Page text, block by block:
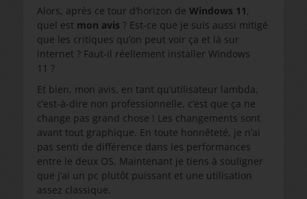
Alors, après ce tour d’horizon de Windows 11,
quel est mon avis ? Est-ce que je suis aussi mitigé
que les critiques qu’on peut voir ça et là sur
internet ? Faut-il réellement installer Windows
11 ?
Et bien, mon avis, en tant qu’utilisateur lambda,
c’est-à-dire non professionnelle, c’est que ça ne
change pas grand chose ! Les changements sont
avant tout graphique. En toute honnêteté, je n’ai
pas senti de différence dans les performances
entre le deux OS. Maintenant je tiens à souligner
que j’ai un pc plutôt puissant et une utilisation
assez classique.